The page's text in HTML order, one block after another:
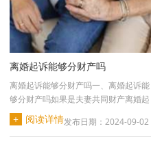
离婚起诉能够分财产吗
离婚起诉能够分财产吗一、离婚起诉能
够分财产吗如果是夫妻共同财产离婚起
诉时是能够请求分···
+ 阅读详情发布日期：2024-09-02